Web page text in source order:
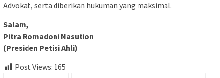
Advokat, serta diberikan hukuman yang maksimal.
Salam,
Pitra Romadoni Nasution
(Presiden Petisi Ahli)
Post Views: 165